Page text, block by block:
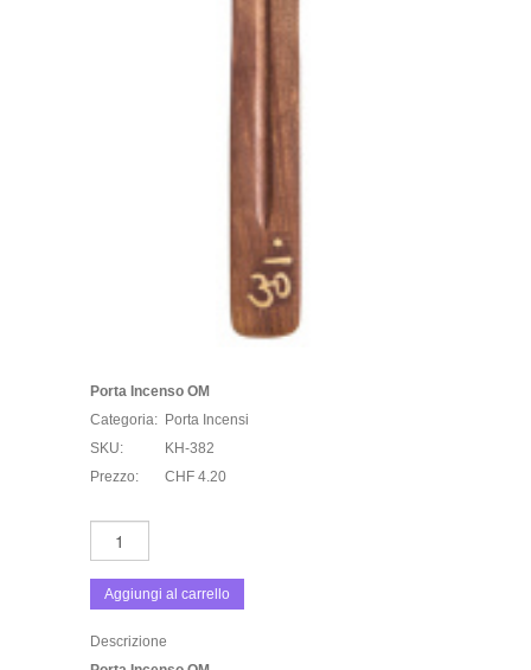
Porta Incenso OM
Categoria: Porta Incensi
SKU:
KH-382
Prezzo:
CHF 4.20
Aggiungi al carrello
Descrizione